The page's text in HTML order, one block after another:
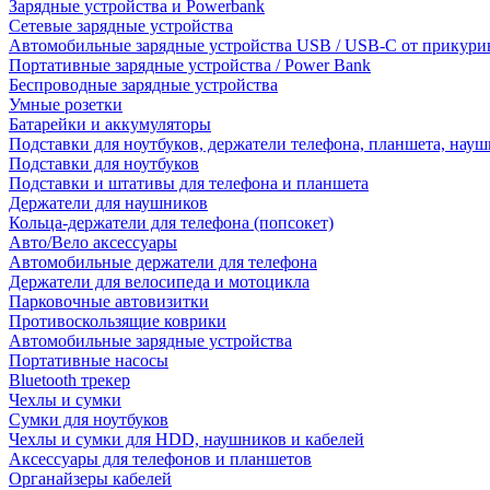
Зарядные устройства и Powerbank
Сетевые зарядные устройства
Автомобильные зарядные устройства USB / USB-C от
Портативные зарядные устройства / Power Bank
Беспроводные зарядные устройства
Умные розетки
Батарейки и аккумуляторы
Подставки для ноутбуков, держатели телефона, планшета,
Подставки для ноутбуков
Подставки и штативы для телефона и планшета
Держатели для наушников
Кольца-держатели для телефона (попсокет)
Авто/Вело аксессуары
Автомобильные держатели для телефона
Держатели для велосипеда и мотоцикла
Парковочные автовизитки
Противоскользящие коврики
Автомобильные зарядные устройства
Портативные насосы
Bluetooth трекер
Чехлы и сумки
Сумки для ноутбуков
Чехлы и сумки для HDD, наушников и кабелей
Аксессуары для телефонов и планшетов
Органайзеры кабелей